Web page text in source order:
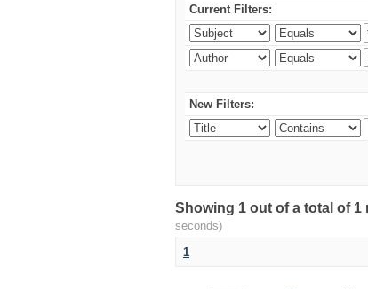
Current Filters:
New Filters:
Showing 1 out of a total of
seconds)
1